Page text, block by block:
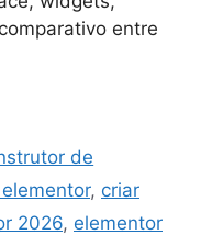
entre
de
, criar
2026, elementor